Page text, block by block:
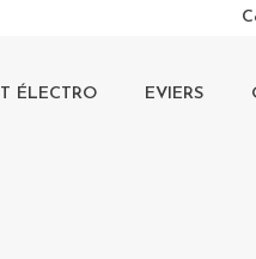
ÉLECTRO EVIERS